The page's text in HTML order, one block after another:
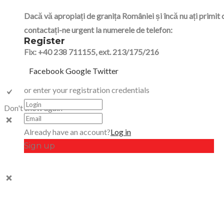
Dacă vă apropiați de granița României și încă nu ați primit
contactați-ne urgent la numerele de telefon:
Fix: +40 238 711155, ext. 213/175/216
Don't show again
Register
Facebook Google Twitter
or enter your registration credentials
Already have an account?Log in
Sign up